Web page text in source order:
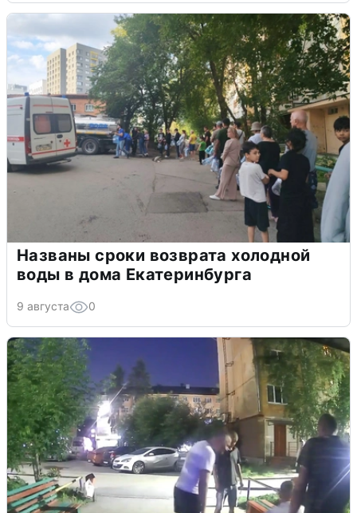
Названы сроки возврата холодной
воды в дома Екатеринбурга
9 августа 0